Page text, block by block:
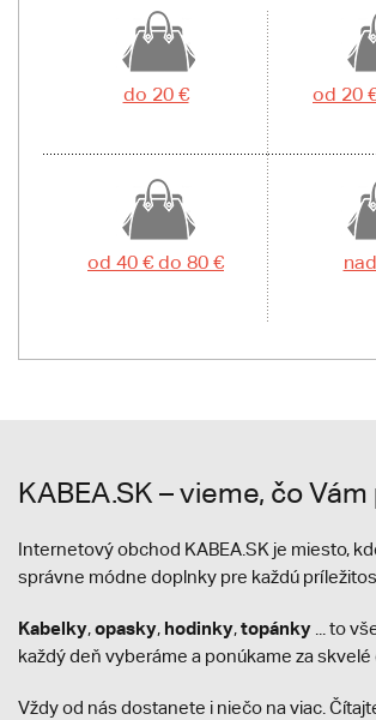
do 20 € od 20
od 40 € do 80 €
KABEA.SK – vieme, čo
Internetový obchod KABEA.SK je miesto,
správne módne doplnky pre každú
Kabelky,opasky, hodinky,topánky ... to
každý deň vyberáme a ponúkame za skvelé
Vždy od nás dostanete i niečo na viac.